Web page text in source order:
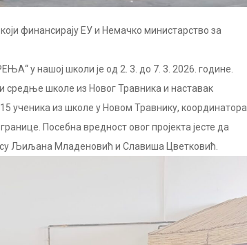
финансирају ЕУ и Немачко министарство за
у нашој школи је од 2. 3. до 7. 3. 2026. године.
средње школе из Новог Травника и наставак
ученика из школе у Новом Травнику, координатора
Посебна вредност овог пројекта јесте да
су Љиљана Младеновић и Славиша Цветковић.